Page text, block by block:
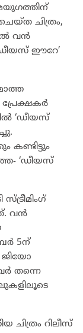
ചിത്രം,
വൻ
ഈറേ’
‘ഡീയസ്
കണ്ടിട്ടും
‘ഡീയസ്
വൻ
5ന്
ജിയോ
തന്നെ
ചിത്രം റിലീസ്